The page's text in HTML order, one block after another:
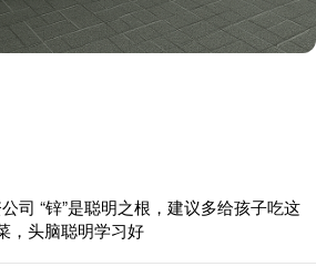
司 “锌”是聪明之根，建议多给孩子吃这
，头脑聪明学习好